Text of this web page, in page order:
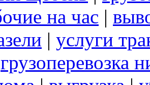
на час |
| услуги
грузоперевозка